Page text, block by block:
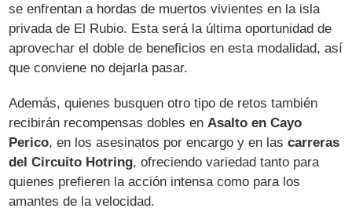
se enfrentan a hordas de muertos vivientes en la isla
privada de El Rubio. Esta será la última oportunidad de
aprovechar el doble de beneficios en esta modalidad, así
que conviene no dejarla pasar.
Además, quienes busquen otro tipo de retos también
recibirán recompensas dobles en Asalto en Cayo
Perico, en los asesinatos por encargo y en lascarreras
del Circuito Hotring, ofreciendo variedad tanto para
quienes prefieren la acción intensa como para los
amantes de la velocidad.